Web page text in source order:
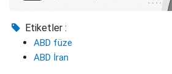
Etiketler :
ABD füze
ABD İran